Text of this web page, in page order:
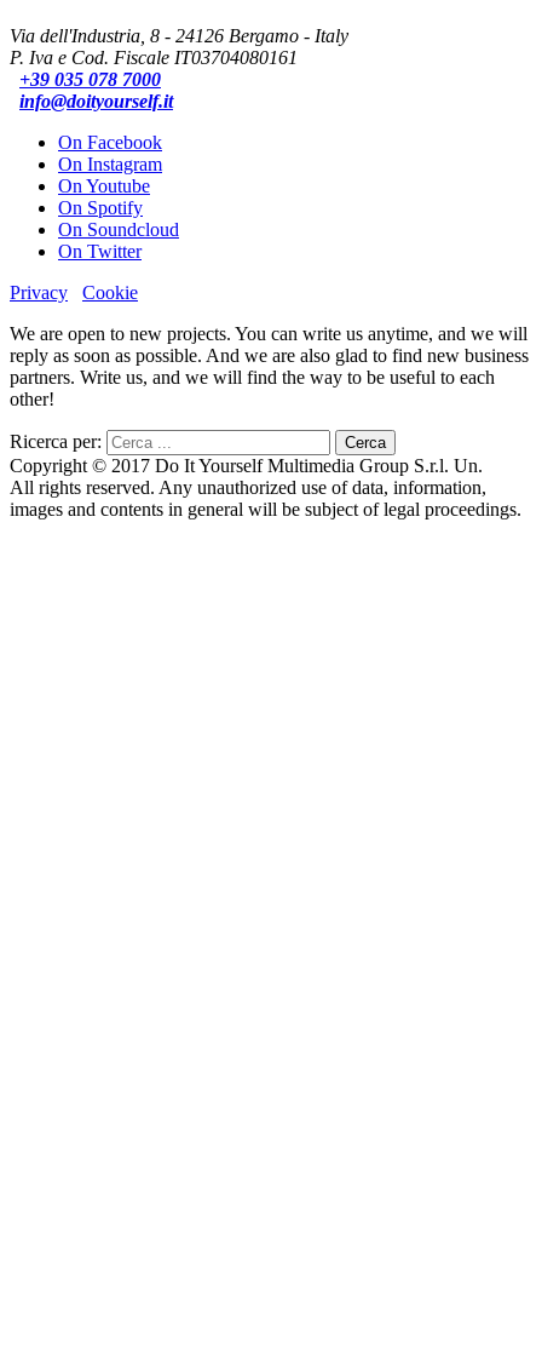
Via dell'Industria, 8 - 24126 Bergamo - Italy
P. Iva e Cod. Fiscale IT03704080161
+39 035 078 7000
info@doityourself.it
On Facebook
On Instagram
On Youtube
On Spotify
On Soundcloud
On Twitter
Privacy
Cookie
We are open to new projects. You can write us anytime, and we will
reply as soon as possible. And we are also glad to find new business
partners. Write us, and we will find the way to be useful to each
other!
Ricerca per:
Copyright © 2017 Do It Yourself Multimedia Group S.r.l. Un.
All rights reserved. Any unauthorized use of data, information,
images and contents in general will be subject of legal proceedings.